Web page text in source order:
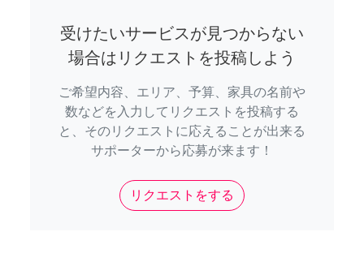
受けたいサービスが見つからない
場合はリクエストを投稿しよう
ご希望内容、エリア、予算、家具の名前や
数などを入力してリクエストを投稿する
と、そのリクエストに応えることが出来る
サポーターから応募が来ます！
リクエストをする